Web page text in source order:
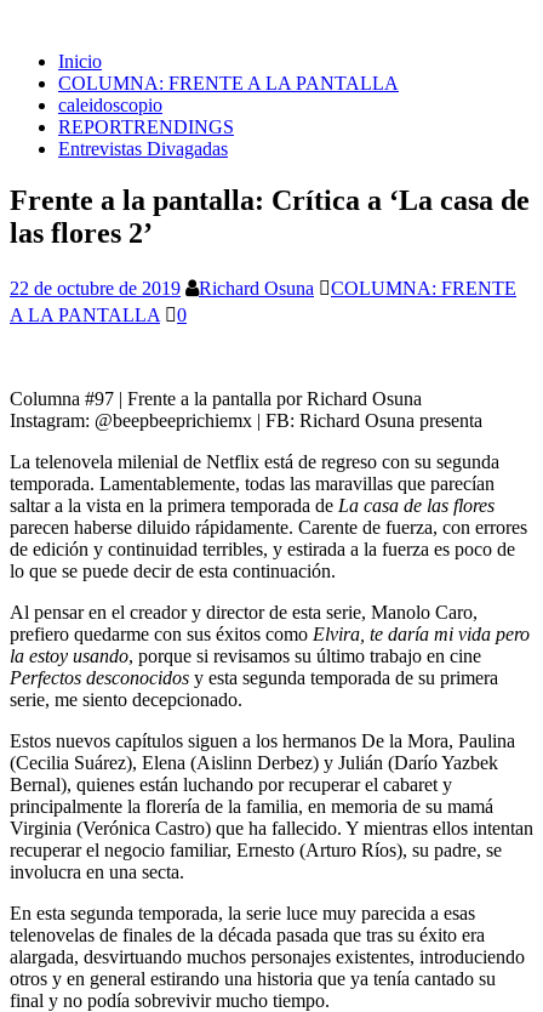
Inicio
COLUMNA: FRENTE A LA PANTALLA
caleidoscopio
REPORTRENDINGS
Entrevistas Divagadas
Frente a la pantalla: Crítica a ‘La casa de
las flores 2’
22 de octubre de 2019 Richard Osuna
COLUMNA: FRENTE
A LA PANTALLA
0
Columna #97 | Frente a la pantalla por Richard Osuna
Instagram: @beepbeeprichiemx | FB: Richard Osuna presenta
La telenovela milenial de Netflix está de regreso con su segunda
temporada. Lamentablemente, todas las maravillas que parecían
saltar a la vista en la primera temporada de La casa de las flores
parecen haberse diluido rápidamente. Carente de fuerza, con errores
de edición y continuidad terribles, y estirada a la fuerza es poco de
lo que se puede decir de esta continuación.
Al pensar en el creador y director de esta serie, Manolo Caro,
prefiero quedarme con sus éxitos como Elvira, te daría mi vida pero
la estoy usando, porque si revisamos su último trabajo en cine
Perfectos desconocidos y esta segunda temporada de su primera
serie, me siento decepcionado.
Estos nuevos capítulos siguen a los hermanos De la Mora, Paulina
(Cecilia Suárez), Elena (Aislinn Derbez) y Julián (Darío Yazbek
Bernal), quienes están luchando por recuperar el cabaret y
principalmente la florería de la familia, en memoria de su mamá
Virginia (Verónica Castro) que ha fallecido. Y mientras ellos intentan
recuperar el negocio familiar, Ernesto (Arturo Ríos), su padre, se
involucra en una secta.
En esta segunda temporada, la serie luce muy parecida a esas
telenovelas de finales de la década pasada que tras su éxito era
alargada, desvirtuando muchos personajes existentes, introduciendo
otros y en general estirando una historia que ya tenía cantado su
final y no podía sobrevivir mucho tiempo.